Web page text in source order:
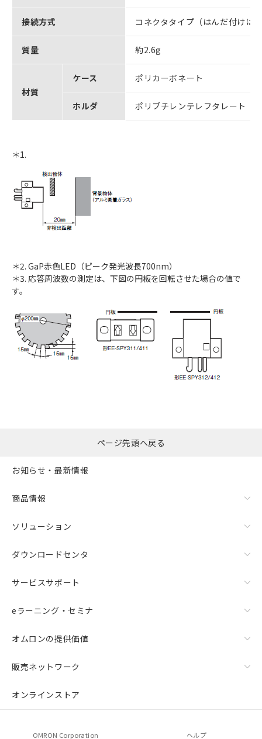
接続方式 コネクタタイプ（はんだ付けは
質量 約2.6g
材質
ケース ポリカーボネート
ホルダ ポリブチレンテレフタレート（
＊1.
＊2. GaP赤色LED（ピーク発光波長700nm）
＊3. 応答周波数の測定は、下図の円板を回転させた場合の値で
す。
ページ先頭へ戻る
お知らせ・最新情報
商品情報
ソリューション
ダウンロードセンタ
サービスサポート
eラーニング・セミナ
オムロンの提供価値
販売ネットワーク
オンラインストア
OMRON Corporation ヘルプ